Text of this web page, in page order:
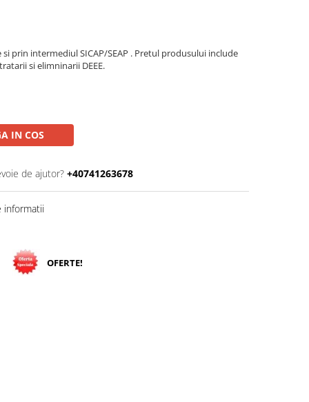
prin intermediul SICAP/SEAP . Pretul produsului include
si elimninarii DEEE.
IN COS
de ajutor? +40741263678
informatii
OFERTE!